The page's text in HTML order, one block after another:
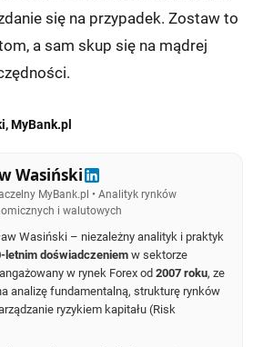
się na przypadek. Zostaw to
a sam skup się na mądrej
MyBank.pl
Wasiński
MyBank.pl • Analityk rynków
i walutowych
Wasiński – niezależny analityk i praktyk
letnim doświadczeniem w sektorze
w rynek Forex od2007 roku, ze
analizę fundamentalną, strukturę rynków
ryzykiem kapitału (Risk